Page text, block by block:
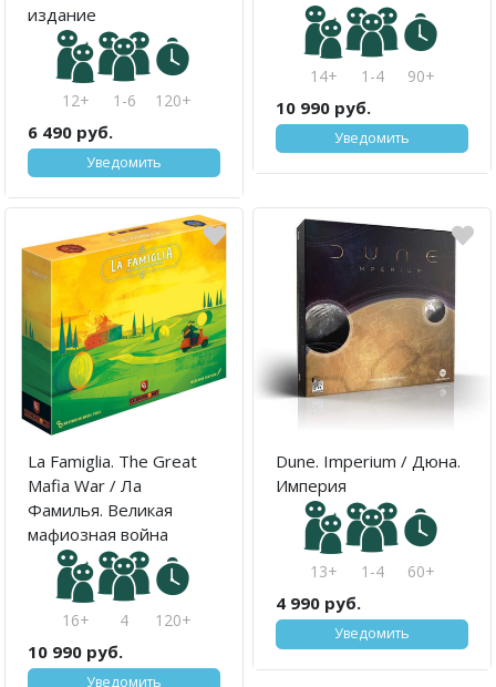
издание
12+ 1-6 120+
6 490 руб.
Уведомить
14+ 1-4 90+
10 990 руб.
Уведомить
La Famiglia. The Great
Mafia War / Ла
Фамилья. Великая
мафиозная война
16+ 4 120+
10 990 руб.
Уведомить
Dune. Imperium / Дюна.
Империя
13+ 1-4 60+
4 990 руб.
Уведомить